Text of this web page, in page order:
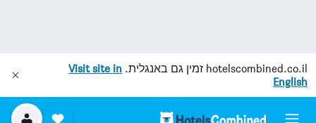
hotelscombined.co.il זמין גם באנגלית. Visit site in
English